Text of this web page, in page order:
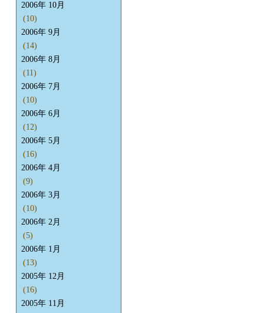
2006年 10月
(10)
2006年 9月
(14)
2006年 8月
(11)
2006年 7月
(10)
2006年 6月
(12)
2006年 5月
(16)
2006年 4月
(9)
2006年 3月
(10)
2006年 2月
(5)
2006年 1月
(13)
2005年 12月
(16)
2005年 11月